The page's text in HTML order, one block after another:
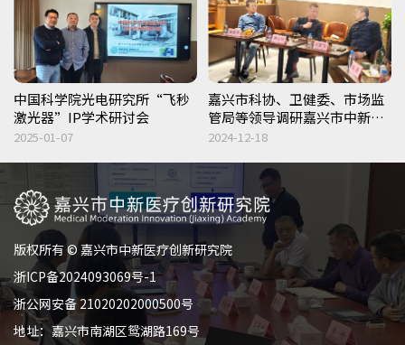
中国科学院光电研究所“飞秒
激光器”IP学术研讨会
2025-01-07
嘉兴市科协、卫健委、市场监
管局等领导调研嘉兴市中新医
疗创新研究院共谋服务赋能
2024-12-18
版权所有 © 嘉兴市中新医疗创新研究院
浙ICP备2024093069号-1
浙公网安备 21020202000500号
地址：嘉兴市南湖区鸳湖路169号